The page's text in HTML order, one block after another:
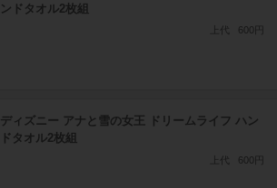
ンドタオル2枚組
上代 600円
ディズニー アナと雪の女王 ドリームライフ ハン
ドタオル2枚組
上代 600円